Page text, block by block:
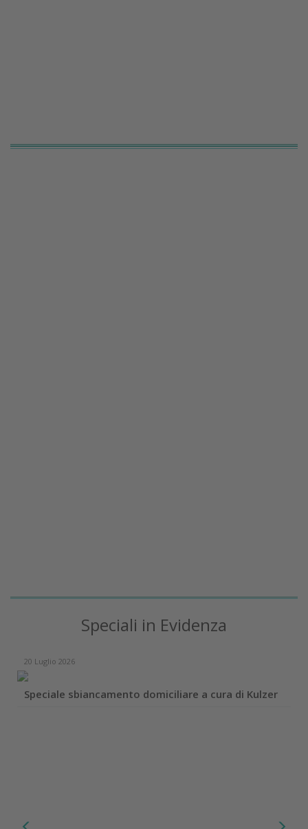
Speciali in Evidenza
20 Luglio 2026
Speciale sbiancamento domiciliare a cura di Kulzer